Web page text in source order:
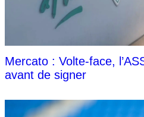
Mercato : Volte-face,
avant de signer